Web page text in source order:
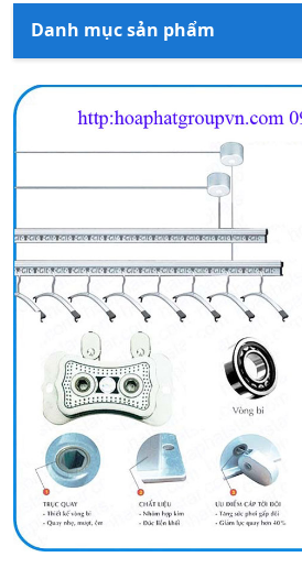
Danh mục sản phẩm